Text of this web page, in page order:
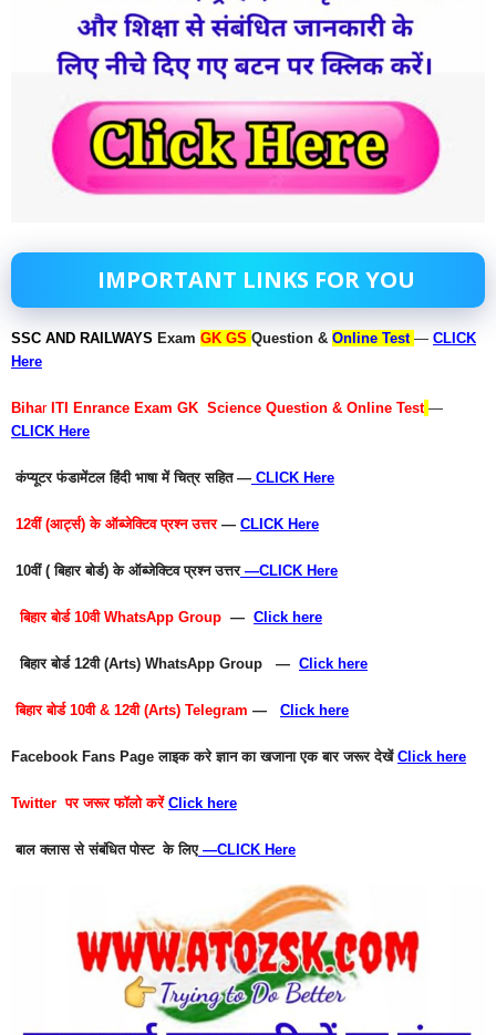
IMPORTANT LINKS FOR YOU
SSC AND RAILWAYS Exam GK GS Question & Online Test — CLICK
Here
Bihar ITI Enrance Exam GK Science Question & Online Test —
CLICK Here
कंप्यूटर फंडामेंटल हिंदी भाषा में चित्र सहित — CLICK Here
12वीं (आर्ट्स) के ऑब्जेक्टिव प्रश्न उत्तर— CLICK Here
10वीं ( बिहार बोर्ड) के ऑब्जेक्टिव प्रश्न उत्तर—CLICK Here
बिहार बोर्ड 10वी WhatsApp Group — Click here
बिहार बोर्ड 12वी (Arts) WhatsApp Group — Click here
बिहार बोर्ड 10वी & 12वी (Arts) Telegram — Click here
Facebook Fans Page लाइक करे ज्ञान का खजाना एक बार जरूर देखें Click here
Twitter पर जरूर फॉलो करें Click here
बाल क्लास से संबंधित पोस्ट के लिए—CLICK Here